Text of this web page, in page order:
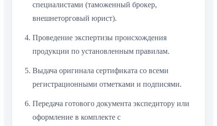
специалистами (таможенный брокер,
внешнеторговый юрист).
Проведение экспертизы происхождения
продукции по установленным правилам.
Выдача оригинала сертификата со всеми
регистрационными отметками и подписями.
Передача готового документа экспедитору или
оформление в комплекте с